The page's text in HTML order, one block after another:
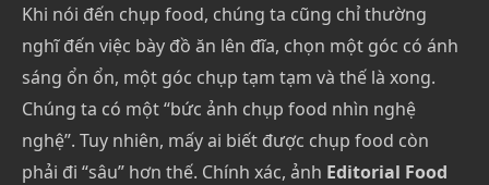
Khi nói đến chụp food, chúng ta cũng chỉ thường
nghĩ đến việc bày đồ ăn lên đĩa, chọn một góc có ánh
sáng ổn ổn, một góc chụp tạm tạm và thế là xong.
Chúng ta có một “bức ảnh chụp food nhìn nghệ
nghệ”. Tuy nhiên, mấy ai biết được chụp food còn
phải đi “sâu” hơn thế. Chính xác, ảnh Editorial Food